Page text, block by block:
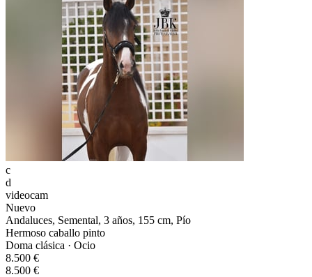
c
d
videocam
Nuevo
Andaluces, Semental, 3 años, 155 cm, Pío
Hermoso caballo pinto
Doma clásica · Ocio
8.500 €
8.500 €